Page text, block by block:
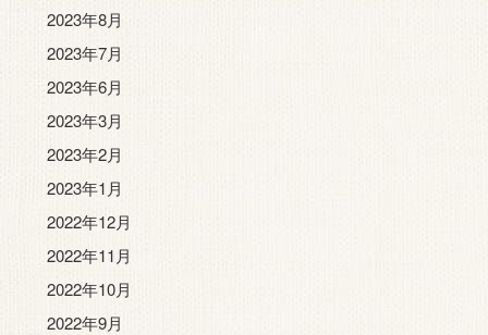
2023年8月
2023年7月
2023年6月
2023年3月
2023年2月
2023年1月
2022年12月
2022年11月
2022年10月
2022年9月